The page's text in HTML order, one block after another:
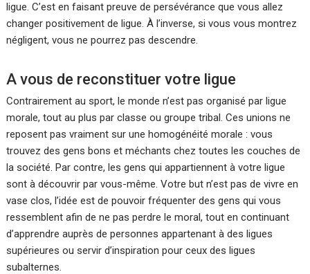
ligue. C’est en faisant preuve de persévérance que vous allez
changer positivement de ligue. À l’inverse, si vous vous montrez
négligent, vous ne pourrez pas descendre.
A vous de reconstituer votre ligue
Contrairement au sport, le monde n’est pas organisé par ligue
morale, tout au plus par classe ou groupe tribal. Ces unions ne
reposent pas vraiment sur une homogénéité morale : vous
trouvez des gens bons et méchants chez toutes les couches de
la société. Par contre, les gens qui appartiennent à votre ligue
sont à découvrir par vous-même. Votre but n’est pas de vivre en
vase clos, l’idée est de pouvoir fréquenter des gens qui vous
ressemblent afin de ne pas perdre le moral, tout en continuant
d’apprendre auprès de personnes appartenant à des ligues
supérieures ou servir d’inspiration pour ceux des ligues
subalternes.